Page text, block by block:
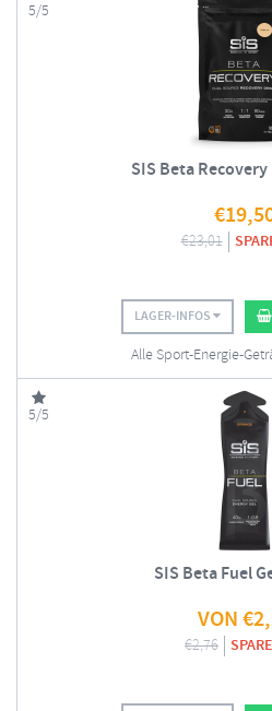
5/5
SIS Beta
€
€23,01
LAGER-INFOS
Alle Sport-Energie-
5/5
SIS Beta Fuel
VON€
€2,76